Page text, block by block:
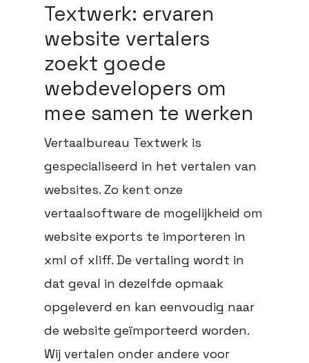
Textwerk: ervaren
website vertalers
zoekt goede
webdevelopers om
mee samen te werken
Vertaalbureau Textwerk is
gespecialiseerd in het vertalen van
websites. Zo kent onze
vertaalsoftware de mogelijkheid om
website exports te importeren in
xml of xliff. De vertaling wordt in
dat geval in dezelfde opmaak
opgeleverd en kan eenvoudig naar
de website geïmporteerd worden.
Wij vertalen onder andere voor